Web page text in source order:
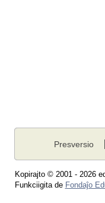
Presversio
Kopirajto © 2001 - 2026
Funkciigita de Fondaĵo